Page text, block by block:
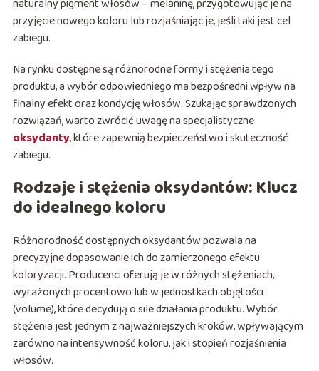
naturalny pigment włosów – melaninę, przygotowując je na
przyjęcie nowego koloru lub rozjaśniając je, jeśli taki jest cel
zabiegu.
Na rynku dostępne są różnorodne formy i stężenia tego
produktu, a wybór odpowiedniego ma bezpośredni wpływ na
finalny efekt oraz kondycję włosów. Szukając sprawdzonych
rozwiązań, warto zwrócić uwagę na specjalistyczne
oksydanty, które zapewnią bezpieczeństwo i skuteczność
zabiegu.
Rodzaje i stężenia oksydantów: Klucz
do idealnego koloru
Różnorodność dostępnych oksydantów pozwala na
precyzyjne dopasowanie ich do zamierzonego efektu
koloryzacji. Producenci oferują je w różnych stężeniach,
wyrażonych procentowo lub w jednostkach objętości
(volume), które decydują o sile działania produktu. Wybór
stężenia jest jednym z najważniejszych kroków, wpływającym
zarówno na intensywność koloru, jak i stopień rozjaśnienia
włosów.